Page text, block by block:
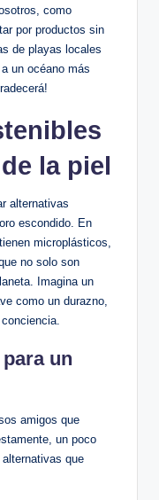
como
por productos sin
de playas locales
un océano más
la piel
alternativas
escondido. En
microplásticos,
no solo son
Imagina un
como un durazno,
un
amigos que
un poco
que